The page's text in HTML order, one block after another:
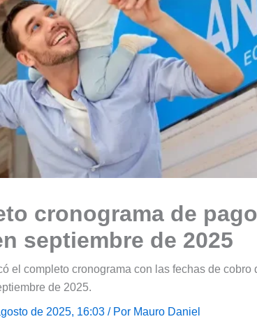
cronograma de
septiembre de 2025
el completo cronograma con las fechas de
de 2025.
de 2025, 16:03 / Por Mauro Daniel